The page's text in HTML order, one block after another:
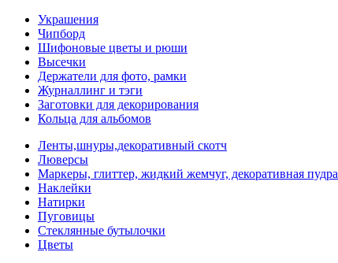
Украшения
Чипборд
Шифоновые цветы и рюши
Высечки
Держатели для фото, рамки
Журналлинг и тэги
Заготовки для декорирования
Кольца для альбомов
Ленты,шнуры,декоративный скотч
Люверсы
Маркеры, глиттер, жидкий жемчуг, декоративная пудра
Наклейки
Натирки
Пуговицы
Стеклянные бутылочки
Цветы